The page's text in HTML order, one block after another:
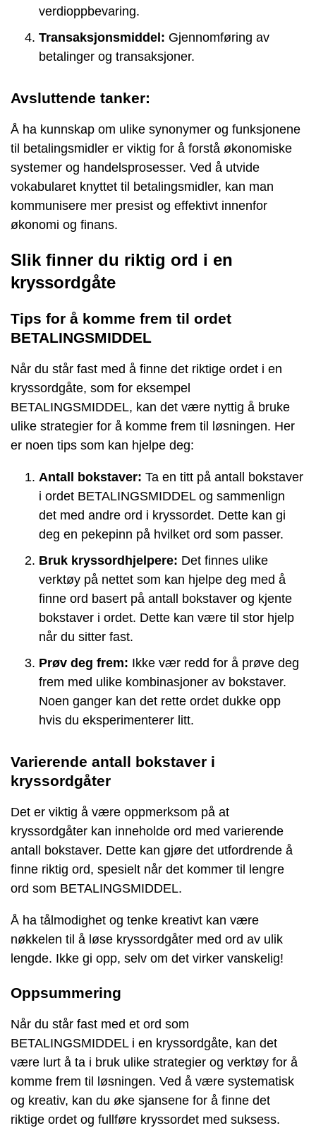
verdioppbevaring.
Transaksjonsmiddel: Gjennomføring av
betalinger og transaksjoner.
Avsluttende tanker:
Å ha kunnskap om ulike synonymer og funksjonene
til betalingsmidler er viktig for å forstå økonomiske
systemer og handelsprosesser. Ved å utvide
vokabularet knyttet til betalingsmidler, kan man
kommunisere mer presist og effektivt innenfor
økonomi og finans.
Slik finner du riktig ord i en
kryssordgåte
Tips for å komme frem til ordet
BETALINGSMIDDEL
Når du står fast med å finne det riktige ordet i en
kryssordgåte, som for eksempel
BETALINGSMIDDEL, kan det være nyttig å bruke
ulike strategier for å komme frem til løsningen. Her
er noen tips som kan hjelpe deg:
Antall bokstaver: Ta en titt på antall bokstaver
i ordet BETALINGSMIDDEL og sammenlign
det med andre ord i kryssordet. Dette kan gi
deg en pekepinn på hvilket ord som passer.
Bruk kryssordhjelpere: Det finnes ulike
verktøy på nettet som kan hjelpe deg med å
finne ord basert på antall bokstaver og kjente
bokstaver i ordet. Dette kan være til stor hjelp
når du sitter fast.
Prøv deg frem: Ikke vær redd for å prøve deg
frem med ulike kombinasjoner av bokstaver.
Noen ganger kan det rette ordet dukke opp
hvis du eksperimenterer litt.
Varierende antall bokstaver i
kryssordgåter
Det er viktig å være oppmerksom på at
kryssordgåter kan inneholde ord med varierende
antall bokstaver. Dette kan gjøre det utfordrende å
finne riktig ord, spesielt når det kommer til lengre
ord som BETALINGSMIDDEL.
Å ha tålmodighet og tenke kreativt kan være
nøkkelen til å løse kryssordgåter med ord av ulik
lengde. Ikke gi opp, selv om det virker vanskelig!
Oppsummering
Når du står fast med et ord som
BETALINGSMIDDEL i en kryssordgåte, kan det
være lurt å ta i bruk ulike strategier og verktøy for å
komme frem til løsningen. Ved å være systematisk
og kreativ, kan du øke sjansene for å finne det
riktige ordet og fullføre kryssordet med suksess.